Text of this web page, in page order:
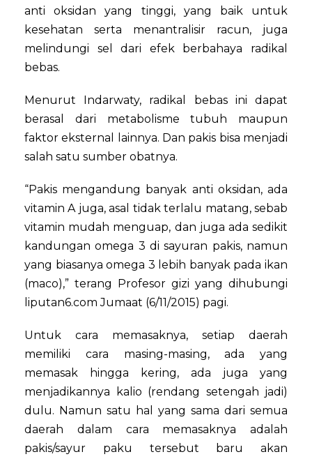
anti oksidan yang tinggi, yang baik untuk
kesehatan serta menantralisir racun, juga
melindungi sel dari efek berbahaya radikal
bebas.
Menurut Indarwaty, radikal bebas ini dapat
berasal dari metabolisme tubuh maupun
faktor eksternal lainnya. Dan pakis bisa menjadi
salah satu sumber obatnya.
“Pakis mengandung banyak anti oksidan, ada
vitamin A juga, asal tidak terlalu matang, sebab
vitamin mudah menguap, dan juga ada sedikit
kandungan omega 3 di sayuran pakis, namun
yang biasanya omega 3 lebih banyak pada ikan
(maco),” terang Profesor gizi yang dihubungi
liputan6.com Jumaat (6/11/2015) pagi.
Untuk cara memasaknya, setiap daerah
memiliki cara masing-masing, ada yang
memasak hingga kering, ada juga yang
menjadikannya kalio (rendang setengah jadi)
dulu. Namun satu hal yang sama dari semua
daerah dalam cara memasaknya adalah
pakis/sayur paku tersebut baru akan